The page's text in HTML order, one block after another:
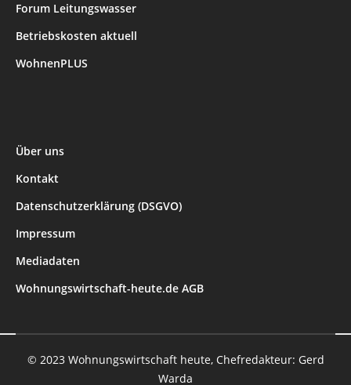
Forum Leitungswasser
Betriebskosten aktuell
WohnenPLUS
Über uns
Kontakt
Datenschutzerklärung (DSGVO)
Impressum
Mediadaten
Wohnungswirtschaft-heute.de AGB
© 2023 Wohnungswirtschaft heute, Chefredakteur: Gerd
Warda